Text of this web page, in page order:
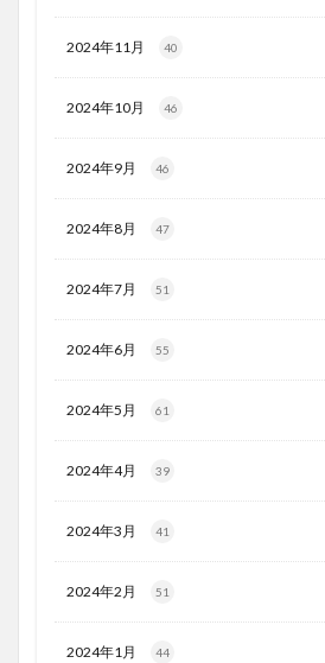
2024年11月 40
2024年10月 46
2024年9月 46
2024年8月 47
2024年7月 51
2024年6月 55
2024年5月 61
2024年4月 39
2024年3月 41
2024年2月 51
2024年1月 44